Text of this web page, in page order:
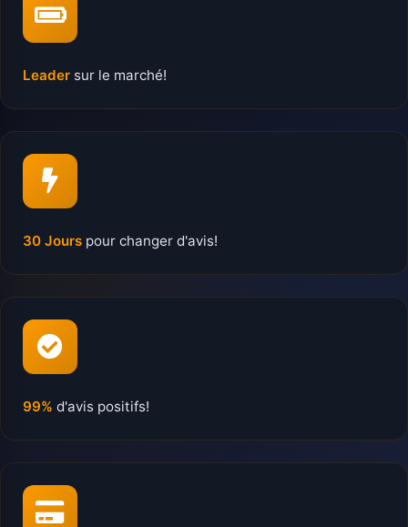
Leader sur le marché!
30 Jours pour changer d'avis!
99% d'avis positifs!